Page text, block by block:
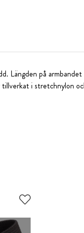
Längden på
tillverkat i stretchnylon